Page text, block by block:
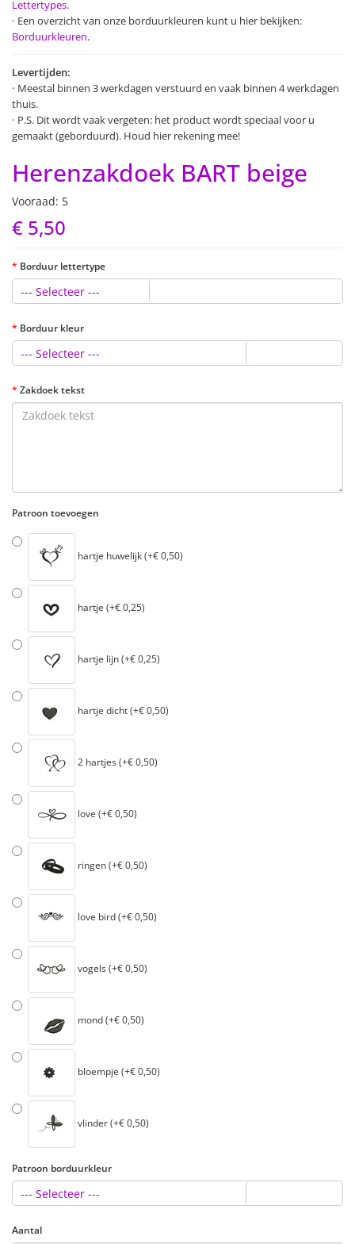
Lettertypes.
Een overzicht van onze borduurkleuren kunt u hier bekijken:
Borduurkleuren.
Levertijden:
Meestal binnen 3 werkdagen verstuurd en vaak binnen 4 werkdagen
thuis.
P.S. Dit wordt vaak vergeten: het product wordt speciaal voor u
gemaakt (geborduurd). Houd hier rekening mee!
Herenzakdoek BART beige
Vooraad: 5
€ 5,50
Borduur lettertype
--- Selecteer ---
Borduur kleur
--- Selecteer ---
Zakdoek tekst
Patroon toevoegen
hartje huwelijk (+€ 0,50)
hartje (+€ 0,25)
hartje lijn (+€ 0,25)
hartje dicht (+€ 0,50)
2 hartjes (+€ 0,50)
love (+€ 0,50)
ringen (+€ 0,50)
love bird (+€ 0,50)
vogels (+€ 0,50)
mond (+€ 0,50)
bloempje (+€ 0,50)
vlinder (+€ 0,50)
Patroon borduurkleur
--- Selecteer ---
Aantal